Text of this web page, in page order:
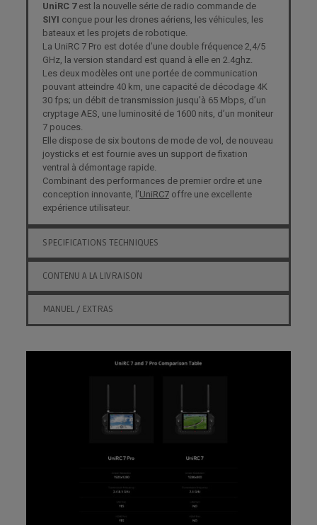
UniRC 7est la nouvelle série de radio commande de
SIYI conçue pour les drones aériens, les véhicules, les
bateaux et les projets de robotique.
La UniRC 7 Pro est dotée d’une double fréquence 2,4/5
GHz, la version standard est quand à elle en 2.4ghz.
Les deux modèles ont une portée de communication
pouvant atteindre 40 km, une capacité de décodage 4K
30 fps; un débit de transmission jusqu’à 65 Mbps, d’un
cryptage AES, une luminosité de 1600 nits, d’un moniteur
7 pouces.
Elle dispose de six boutons de mode de vol, de nouveau
joysticks et est fournie aves un support de fixation
ventral à démontage rapide.
Combinant des performances de premier ordre et une
conception innovante, l’UniRC7offre une excellente
expérience utilisateur.
SPECIFICATIONS TECHNIQUES
CONTENU A LA LIVRAISON
MANUEL / EXTRAS